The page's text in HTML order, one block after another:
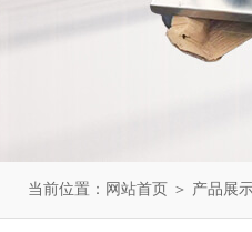
当前位置： 网站首页 ＞ 产品展